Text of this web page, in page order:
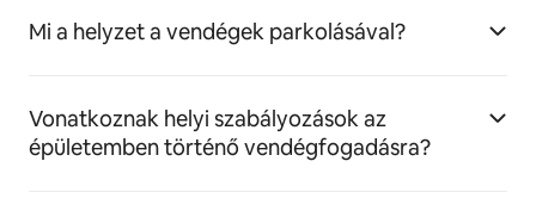
Mi a helyzet a vendégek parkolásával?
Vonatkoznak helyi szabályozások az
épületemben történő vendégfogadásra?